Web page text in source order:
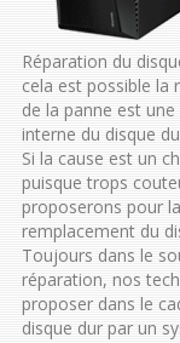
Réparation du
cela est possible la
de la panne est
interne du disque
Si la cause est un
puisque trops
proposerons pour
remplacement du
Toujours dans le
réparation, nos
proposer dans le
disque dur par un